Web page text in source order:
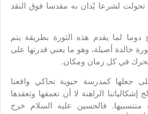
تحولت لشرعا يُدان به مقدسا فوق النقد
دوما لما يقدم هذه الثورة بطريقة يتم
ثورة خالدة أصيلة، وهو ما يعني قدرتها على
في كل زمان ومكان.
جعلها كمدرسة حيوية تحاكي واقعنا
إشكالياتنا الراهنة لا أن تعمقها وتعقدها
فالحسين عليه السلام خرج